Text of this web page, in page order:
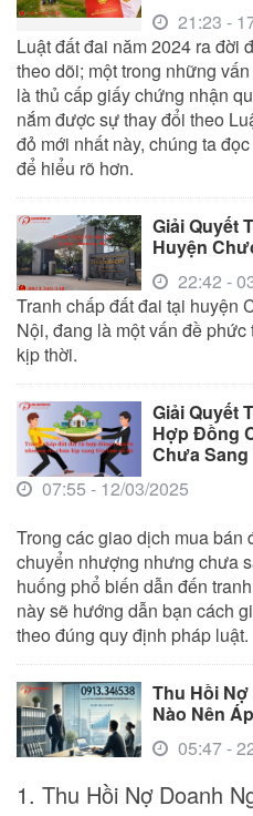
21:23 -
Luật đất đai năm 2024 ra đời
theo dõi; một trong những
là thủ cấp giấy chứng nhận
nắm được sự thay đổi theo
đỏ mới nhất này, chúng ta
để hiểu rõ hơn.
Giải Quyết
Huyện
22:42 -
Tranh chấp đất đai tại huyện
Nội, đang là một vấn đề
kịp thời.
Giải Quyết
Hợp Đồng
Chưa Sang
07:55 - 12/03/2025
Trong các giao dịch mua bán
chuyển nhượng nhưng chưa
huống phổ biến dẫn đến
này sẽ hướng dẫn bạn cách
theo đúng quy định pháp luật.
Thu Hồi
Nào Nên
05:47 -
1. Thu Hồi Nợ Doanh